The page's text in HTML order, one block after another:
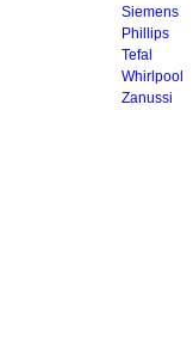
Siemens
Phillips
Tefal
Whirlpool
Zanussi